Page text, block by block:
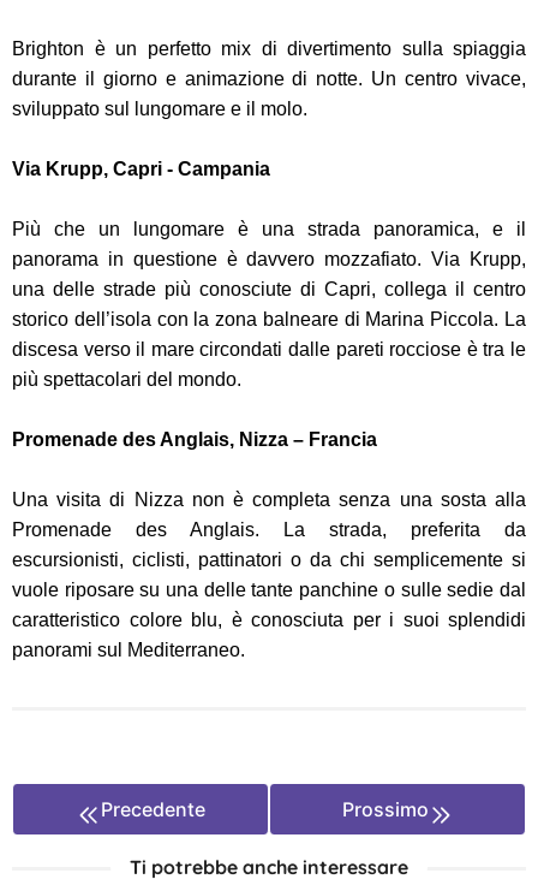
Brighton è un perfetto mix di divertimento sulla spiaggia
durante il giorno e animazione di notte. Un centro vivace,
sviluppato sul lungomare e il molo.
Via Krupp, Capri - Campania
Più che un lungomare è una strada panoramica, e il
panorama in questione è davvero mozzafiato. Via Krupp,
una delle strade più conosciute di Capri, collega il centro
storico dell’isola con la zona balneare di Marina Piccola. La
discesa verso il mare circondati dalle pareti rocciose è tra le
più spettacolari del mondo.
Promenade des Anglais, Nizza – Francia
Una visita di Nizza non è completa senza una sosta alla
Promenade des Anglais. La strada, preferita da
escursionisti, ciclisti, pattinatori o da chi semplicemente si
vuole riposare su una delle tante panchine o sulle sedie dal
caratteristico colore blu, è conosciuta per i suoi splendidi
panorami sul Mediterraneo.
Precedente Prossimo
Ti potrebbe anche interessare